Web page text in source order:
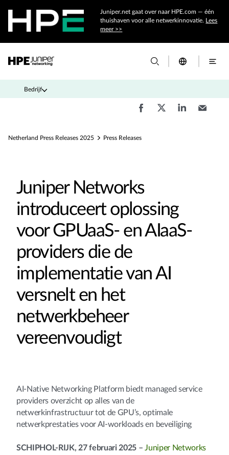
Juniper.net gaat over naar HPE.com — één
thuishaven voor alle netwerkinnovatie. Lees
meer >>
Bedrijf
Netherland Press Releases 2025 Press Releases
Juniper Networks
introduceert oplossing
voor GPUaaS- en AIaaS-
providers die de
implementatie van AI
versnelt en het
netwerkbeheer
vereenvoudigt
AI-Native Networking Platform biedt managed service
providers overzicht op alles van de
netwerkinfrastructuur tot de GPU’s, optimale
netwerkprestaties voor AI-workloads en beveiliging
SCHIPHOL-RIJK, 27 februari 2025 – Juniper Networks